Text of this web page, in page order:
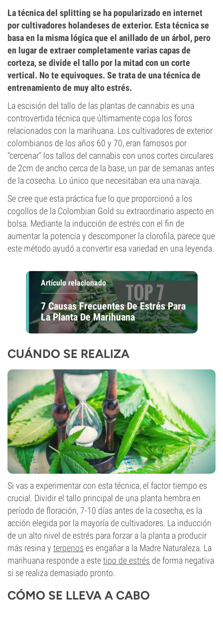
La técnica del splitting se ha popularizado en internet
por cultivadores holandeses de exterior. Esta técnica se
basa en la misma lógica que el anillado de un árbol, pero
en lugar de extraer completamente varias capas de
corteza, se divide el tallo por la mitad con un corte
vertical. No te equivoques. Se trata de una técnica de
entrenamiento de muy alto estrés.
La escisión del tallo de las plantas de cannabis es una
controvertida técnica que últimamente copa los foros
relacionados con la marihuana. Los cultivadores de exterior
colombianos de los años 60 y 70, eran famosos por
"cercenar" los tallos del cannabis con unos cortes circulares
de 2cm de ancho cerca de la base, un par de semanas antes
de la cosecha. Lo único que necesitaban era una navaja.
Se cree que esta práctica fue lo que proporcionó a los
cogollos de la Colombian Gold su extraordinario aspecto en
bolsa. Mediante la inducción de estrés con el fin de
aumentar la potencia y descomponer la clorofila, parece que
este método ayudó a convertir esa variedad en una leyenda.
Artículo relacionado
7 Causas Frecuentes De Estrés Para
La Planta De Marihuana
CUÁNDO SE REALIZA
Si vas a experimentar con esta técnica, el factor tiempo es
crucial. Dividir el tallo principal de una planta hembra en
período de floración, 7-10 días antes de la cosecha, es la
acción elegida por la mayoría de cultivadores. La inducción
de un alto nivel de estrés para forzar a la planta a producir
más resina y terpenos es engañar a la Madre Naturaleza. La
marihuana responde a estetipo de estrés de forma negativa
si se realiza demasiado pronto.
CÓMO SE LLEVA A CABO